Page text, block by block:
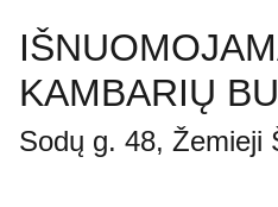
KAMBARIŲ
Sodų g. 48, Žemieji